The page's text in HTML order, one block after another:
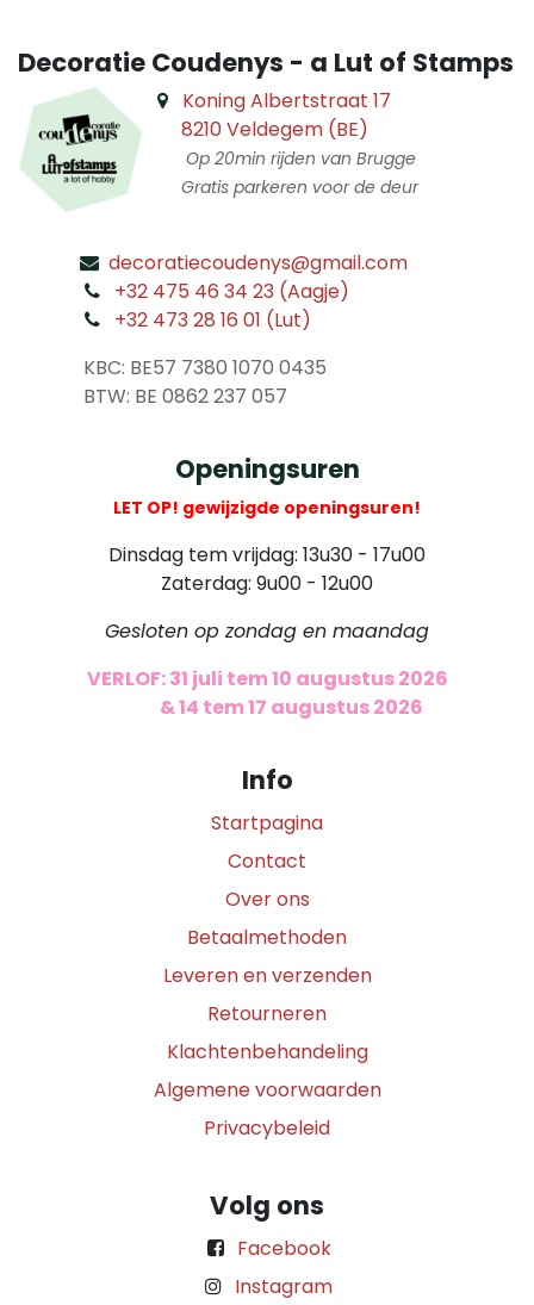
Decoratie Coudenys - a Lut of Stamps
Koning Albertstraat 17
8210 Veldegem (BE)
Op 20min rijden van Brugge
Gratis parkeren voor de deur
decoratiecoudenys@gmail.com
+32 475 46 34 23 (Aagje)
+32 473 28 16 01 (Lut)
KBC: BE57 7380 1070 0435
​ BTW: BE 0862 237 057
Openingsuren
LET OP! gewijzigde openingsuren!
Dinsdag tem vrijdag: 13u30 - 17u00
Zaterdag: 9u00 - 12u00
Gesloten op zondag en maandag
VERLOF: 31 juli tem 10 augustus 2026
& 14 tem 17 augustus 2026
Info
Startpagina
Contact
Over ons
Betaalmethoden
Leveren en verzenden
Retourneren
Klachtenbehandeling
Algemene voorwaarden
Privacybeleid
Volg ons
Facebook
Instagram